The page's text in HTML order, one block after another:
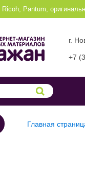
Pantum,
г.
+7
Главная